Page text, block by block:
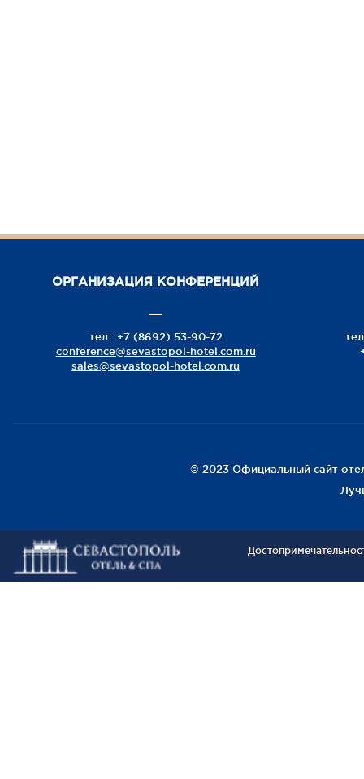
ОРГАНИЗАЦИЯ КОНФЕРЕНЦИЙ
тел.: +7 (8692) 53-90-72
conference@sevastopol-hotel.com.ru
sales@sevastopol-hotel.com.ru
© 2023 Официальный сайт